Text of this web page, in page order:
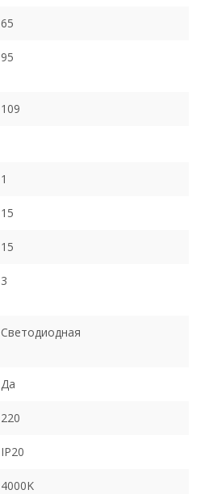
65
95
109
1
15
15
3
Светодиодная
Да
220
IP20
4000K